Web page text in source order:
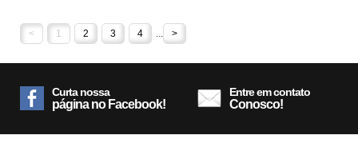
< 1 2 3 4 >
Curta nossa
página no Facebook!
Entre em contato
Conosco!